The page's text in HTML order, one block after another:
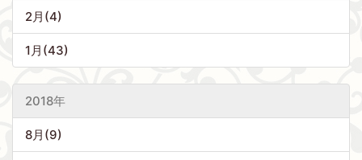
2月(4)
1月(43)
2018年
8月(9)